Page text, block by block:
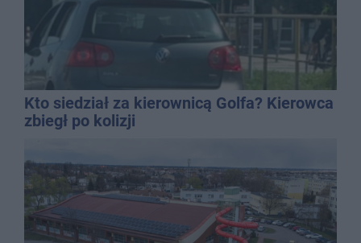
Kto siedział za kierownicą Golfa? Kierowca
zbiegł po kolizji